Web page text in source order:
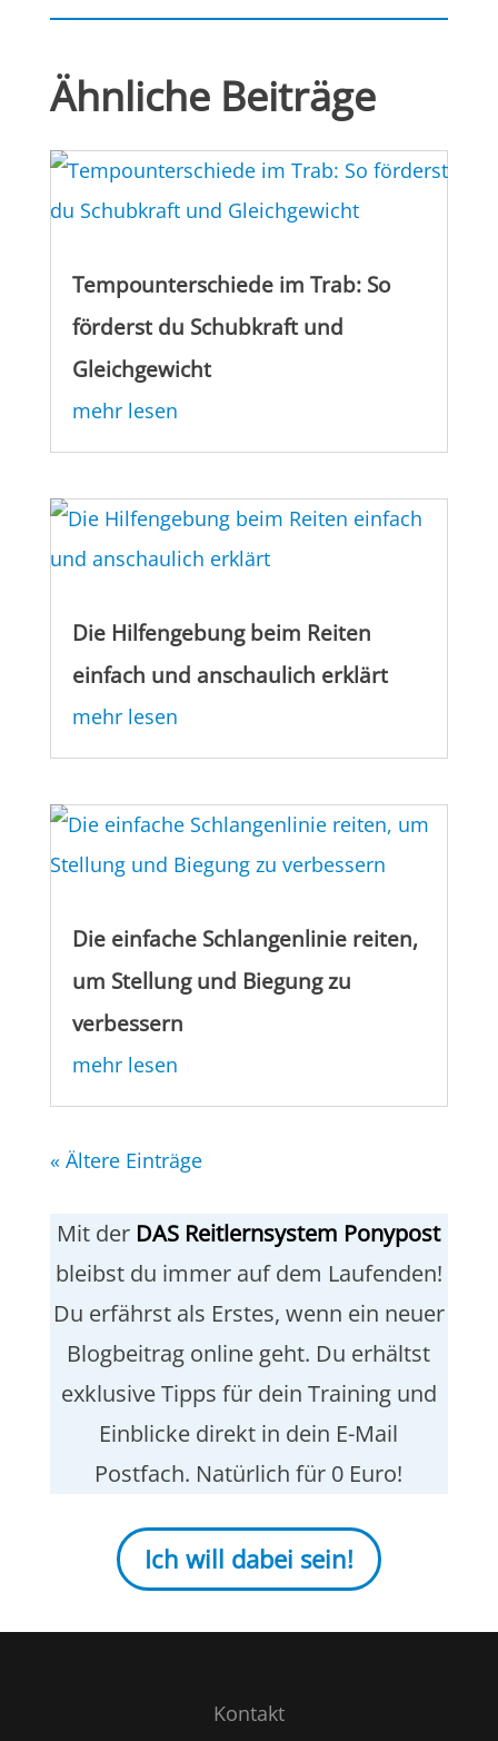
Ähnliche Beiträge
Tempounterschiede im Trab: So
förderst du Schubkraft und
Gleichgewicht
mehr lesen
Die Hilfengebung beim Reiten
einfach und anschaulich erklärt
mehr lesen
Die einfache Schlangenlinie reiten,
um Stellung und Biegung zu
verbessern
mehr lesen
« Ältere Einträge
Mit der DAS Reitlernsystem Ponypost
bleibst du immer auf dem Laufenden!
Du erfährst als Erstes, wenn ein neuer
Blogbeitrag online geht. Du erhältst
exklusive Tipps für dein Training und
Einblicke direkt in dein E-Mail
Postfach. Natürlich für 0 Euro!
Ich will dabei sein!
Kontakt